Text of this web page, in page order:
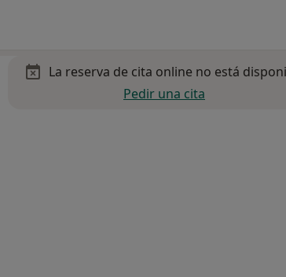
La reserva de cita online no está
Pedir una cita